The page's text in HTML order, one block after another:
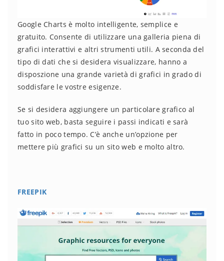
Google Charts è molto intelligente, semplice e
gratuito. Consente di utilizzare una galleria piena di
grafici interattivi e altri strumenti utili. A seconda del
tipo di dati che si desidera visualizzare, hanno a
disposzione una grande varietà di grafici in grado di
soddisfare le vostre esigenze.
Se si desidera aggiungere un particolare grafico al
tuo sito web, basta seguire i passi indicati e sarà
fatto in poco tempo. C’è anche un’opzione per
mettere più grafici su un sito web e molto altro.
FREEPIK